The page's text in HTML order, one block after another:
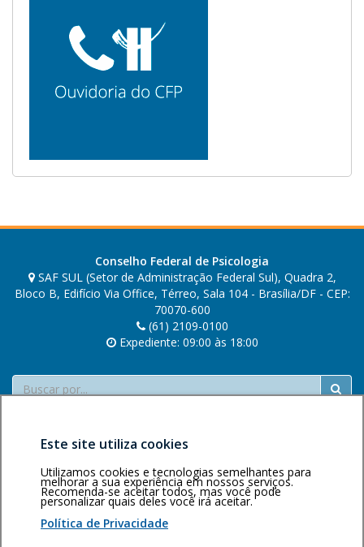
Conselho Federal de Psicologia
SAF SUL (Setor de Administração Federal Sul), Quadra 2,
Bloco B, Edifício Via Office, Térreo, Sala 104 - Brasília/DF - CEP:
70070-600
(61) 2109-0100
Expediente: 09:00 às 18:00
Buscar
Área restritaPolítica de
privacidadePersonalização
de cookies
Este site utiliza cookies
Utilizamos cookies e tecnologias semelhantes para
melhorar a sua experiência em nossos serviços.
Recomenda-se aceitar todos, mas você pode
personalizar quais deles você irá aceitar.
Política de Privacidade